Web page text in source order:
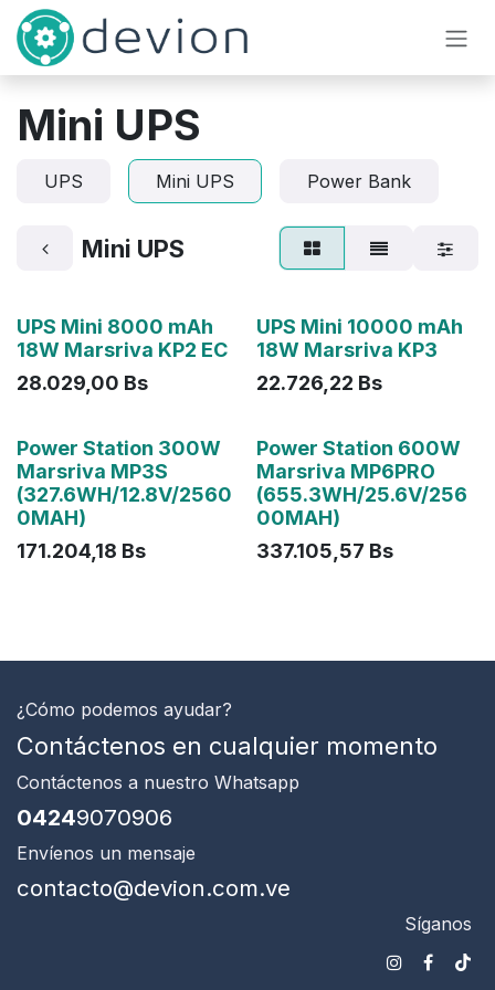
Ir al contenido
Mini UPS
UPS Mini UPS Power Bank
Mini UPS
Agotado
UPS Mini 8000 mAh
18W Marsriva KP2 EC
28.029,00 Bs Agotado
UPS Mini 10000 mAh
18W Marsriva KP3
22.726,22 Bs
Agotado
Power Station 300W
Marsriva MP3S
(327.6WH/12.8V/2560
0MAH)
171.204,18 Bs
Agotado
Power Station 600W
Marsriva MP6PRO
(655.3WH/25.6V/256
00MAH)
337.105,57 Bs
¿Cómo podemos ayudar?
Contáctenos en cualquier momento
Contáctenos a nuestro Whatsapp
04249070906
Envíenos un mensaje
contacto@devion.com.ve
Síganos